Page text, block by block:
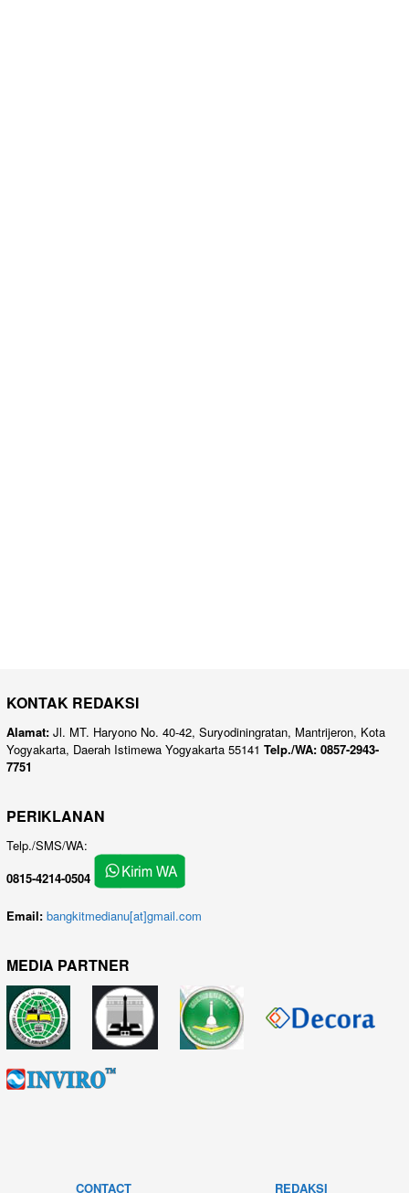
KONTAK REDAKSI
Alamat: Jl. MT. Haryono No. 40-42, Suryodiningratan, Mantrijeron, Kota
Yogyakarta, Daerah Istimewa Yogyakarta 55141 Telp./WA: 0857-2943-
7751
PERIKLANAN
Telp./SMS/WA:
0815-4214-0504
Email: bangkitmedianu[at]gmail.com
MEDIA PARTNER
CONTACT REDAKSI